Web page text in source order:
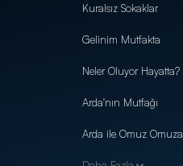
Kuralsız Sokaklar
Gelinim Mutfakta
Neler Oluyor Hayatta?
Arda'nın Mutfağı
Arda ile Omuz Omuza